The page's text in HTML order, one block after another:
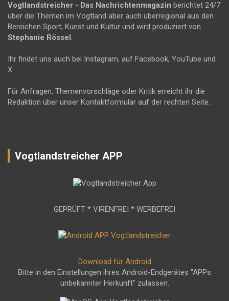
Vogtlandstreicher - Das Nachrichtenmagazin berichtet 24/7
über die Themen im Vogtland aber auch überregional aus den
Bereichen Sport, Kunst und Kultur und wird produziert von
Stephanie Rössel.
Ihr findet uns auch bei Instagram, auf Facebook, YouTube und
X.
Für Anfragen, Themenvorschläge oder Kritik erreicht ihr die
Redaktion über unser Kontaktformular auf der rechten Seite.
Vogtlandstreicher APP
GEPRÜFT * VIRENFREI * WERBEFREI
Download für Android
Bitte in den Einstellungen ihres Android-Endgerätes "APPs
unbekannter Herkunft" zulassen.